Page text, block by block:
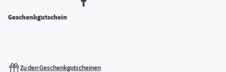
Geschenkgutschein
Zu den Geschenkgutscheinen